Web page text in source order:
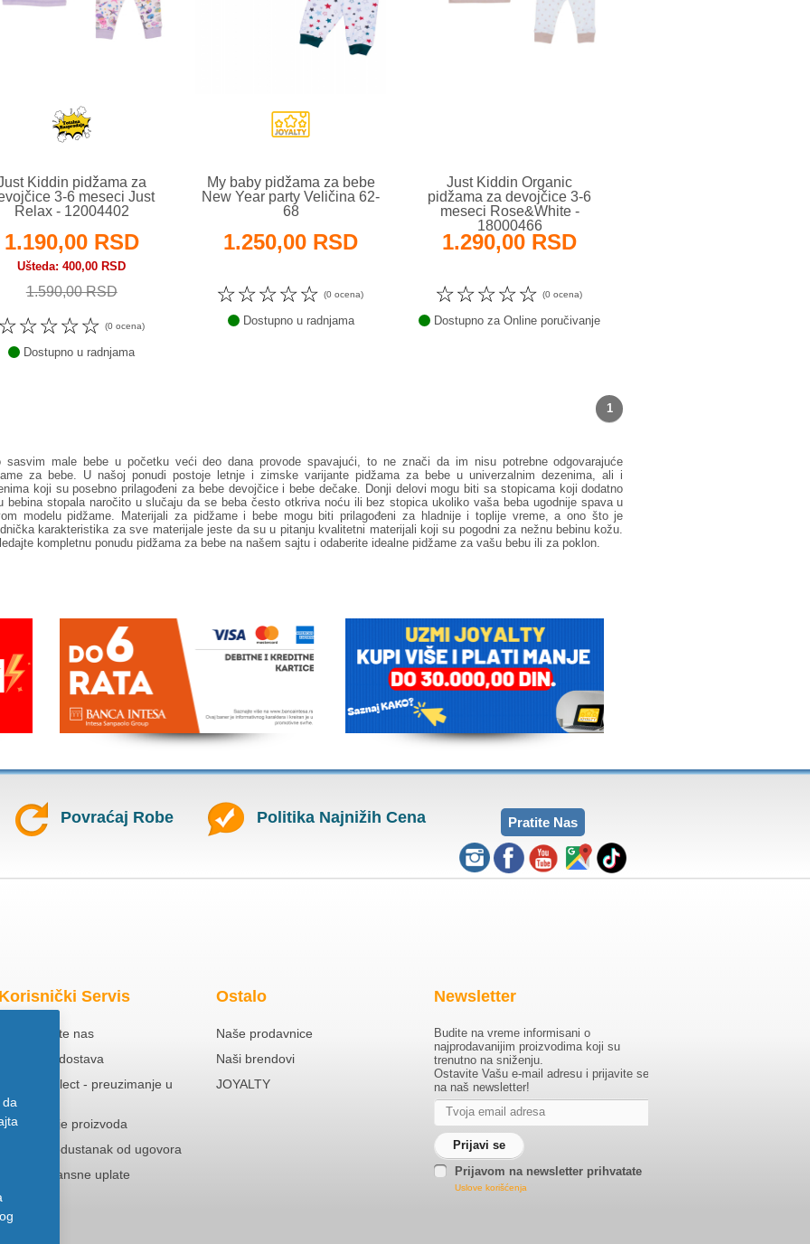
Kiddin pidžama za
3-6 meseci Just
Relax - 12004402
1.190,00 RSD
Ušteda 400,00 RSD
1.590,00 RSD
☆
☆
☆
☆ (0 ocena)
Dostupno u radnjama
My baby pidžama za bebe
New Year party Veličina 62-
68
1.250,00 RSD
☆
☆
☆
☆
☆ (0 ocena)
Dostupno u radnjama
Just Kiddin Organic
pidžama za devojčice 3-6
meseci Rose&White -
18000466
1.290,00 RSD
☆
☆
☆
☆
☆ (0 ocena)
Dostupno za Online poručivanje
1
sasvim male bebe u početku veći deo dana provode spavajući, to ne znači da im nisu potrebne odgovarajuće
za bebe. U našoj ponudi postoje letnje i zimske varijante pidžama za bebe u univerzalnim dezenima, ali i
koji su posebno prilagođeni za bebe devojčice i bebe dečake. Donji delovi mogu biti sa stopicama koji dodatno
bebina stopala naročito u slučaju da se beba često otkriva noću ili bez stopica ukoliko vaša beba ugodnije spava u
modelu pidžame. Materijali za pidžame i bebe mogu biti prilagođeni za hladnije i toplije vreme, a ono što je
karakteristika za sve materijale jeste da su u pitanju kvalitetni materijali koji su pogodni za nežnu bebinu kožu.
kompletnu ponudu pidžama za bebe na našem sajtu i odaberite idealne pidžame za vašu bebu ili za poklon.
Povraćaj Robe Politika Najnižih Cena Pratite Nas
Servis
nas
dostava
& Collect - preuzimanje u
proizvoda
na odustanak od ugovora
Avansne uplate
Ostalo
Naše prodavnice
Naši brendovi
JOYALTY
Newsletter
Budite na vreme informisani o
najprodavanijim proizvodima koji su
trenutno na sniženju.
Ostavite Vašu e-mail adresu i prijavite se
na naš newsletter!
Prijavom na newsletter prihvatate
Uslove korišćenja